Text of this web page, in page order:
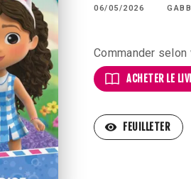
06/05/2026
Commander
ACHETER LE
visibility FEUILLETER